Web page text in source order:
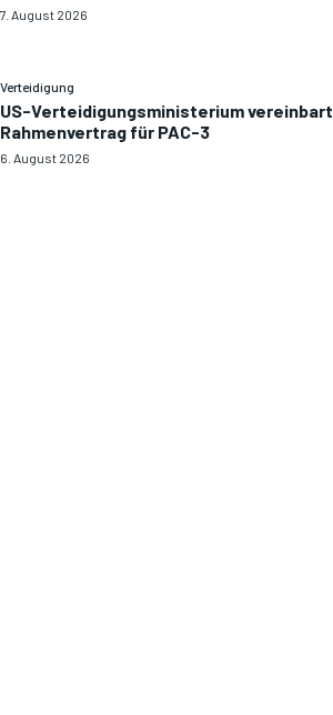
7. August 2026
Verteidigung
US-Verteidigungsministerium vereinbart
Rahmenvertrag für PAC-3
6. August 2026